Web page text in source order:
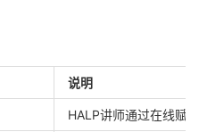
说明
HALP讲师通过在线赋